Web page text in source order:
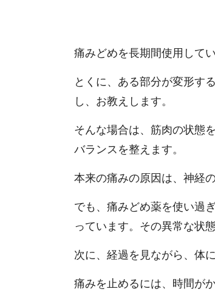
痛みどめを長期間使用して
とくに、ある部分が変形す
し、お教えします。
そんな場合は、筋肉の状態
バランスを整えます。
本来の痛みの原因は、神経
でも、痛みどめ薬を使い過
っています。その異常な状
次に、経過を見ながら、体
痛みを止めるには、時間が